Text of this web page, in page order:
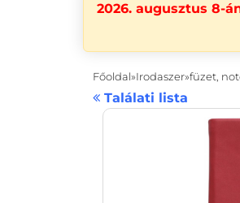
2026. augusztus 8-
Főoldal Irodaszer füzet,
Találati lista